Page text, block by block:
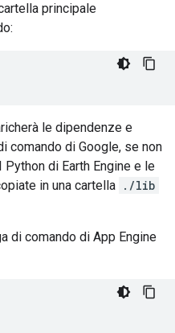
principale
le dipendenze e
comando di Google, se non
di Earth Engine e le
in una cartella ./lib
di comando di App Engine